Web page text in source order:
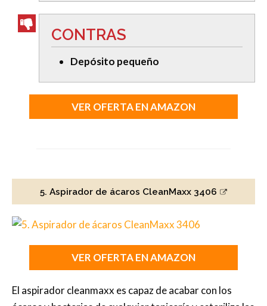
CONTRAS
Depósito pequeño
VER OFERTA EN AMAZON
5. Aspirador de ácaros CleanMaxx 3406
VER OFERTA EN AMAZON
El aspirador cleanmaxx es capaz de acabar con los